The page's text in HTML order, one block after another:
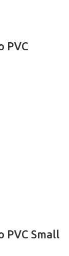
PVC
PVC Small